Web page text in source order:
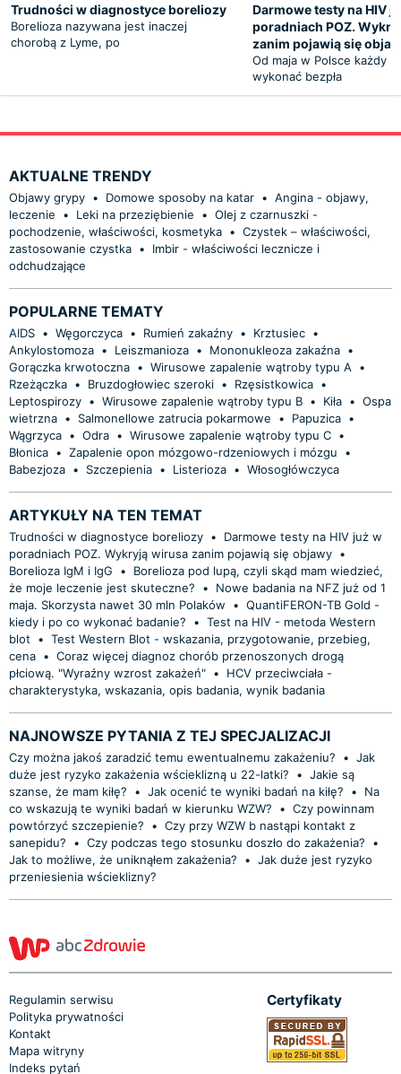
Trudności w diagnostyce boreliozy
Borelioza nazywana jest inaczej
chorobą z Lyme, po
Darmowe testy na HIV
poradniach POZ.
zanim pojawią się
Od maja w Polsce każdy
wykonać bezpła
AKTUALNE TRENDY
Objawy grypy • Domowe sposoby na katar • Angina - objawy,
leczenie
• Leki na przeziębienie • Olej z czarnuszki -
pochodzenie, właściwości, kosmetyka • Czystek – właściwości,
zastosowanie czystka •
Imbir - właściwości lecznicze i
odchudzające
POPULARNE TEMATY
AIDS • Węgorczyca • Rumień zakaźny • Krztusiec •
Ankylostomoza • Leiszmanioza • Mononukleoza zakaźna •
Gorączka krwotoczna • Wirusowe zapalenie wątroby typu A
•
Rzeżączka • Bruzdogłowiec szeroki • Rzęsistkowica •
Leptospirozy • Wirusowe zapalenie wątroby typu B • Kiła • Ospa
wietrzna • Salmonellowe zatrucia pokarmowe • Papuzica •
Wągrzyca • Odra • Wirusowe zapalenie wątroby typu C •
Błonica • Zapalenie opon mózgowo-rdzeniowych i mózgu
•
Babezjoza • Szczepienia • Listerioza • Włosogłówczyca
ARTYKUŁY NA TEN TEMAT
Trudności w diagnostyce boreliozy •
Darmowe testy na HIV już w
poradniach POZ. Wykryją wirusa zanim pojawią się objawy •
Borelioza IgM i IgG
•
Borelioza pod lupą, czyli skąd mam wiedzieć,
że moje leczenie jest skuteczne?
•
Nowe badania na NFZ już od 1
maja. Skorzysta nawet 30 mln Polaków
• QuantiFERON-TB Gold -
kiedy i po co wykonać badanie?
• Test na HIV - metoda Western
blot
• Test Western Blot - wskazania, przygotowanie, przebieg,
cena • Coraz więcej diagnoz chorób przenoszonych drogą
płciową. "Wyraźny wzrost zakażeń" •
HCV przeciwciała -
charakterystyka, wskazania, opis badania, wynik badania
NAJNOWSZE PYTANIA Z TEJ SPECJALIZACJI
Czy można jakoś zaradzić temu ewentualnemu zakażeniu? • Jak
duże jest ryzyko zakażenia wścieklizną u 22-latki?
• Jakie są
szanse, że mam kiłę?
• Jak ocenić te wyniki badań na kiłę? •
Na
co wskazują te wyniki badań w kierunku WZW?
• Czy powinnam
powtórzyć szczepienie?
• Czy przy WZW b nastąpi kontakt z
sanepidu?
• Czy podczas tego stosunku doszło do zakażenia?
•
Jak to możliwe, że uniknąłem zakażenia?
• Jak duże jest ryzyko
przeniesienia wścieklizny?
Regulamin serwisu
Polityka prywatności
Kontakt
Mapa witryny
Indeks pytań
Certyfikaty